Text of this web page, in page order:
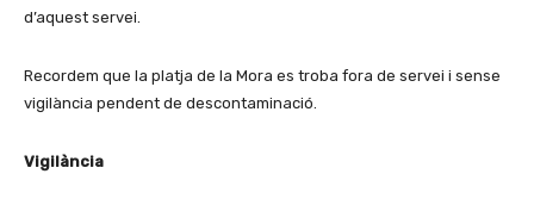
d’aquest servei.
Recordem que la platja de la Mora es troba fora de servei i sense
vigilància pendent de descontaminació.
Vigilància